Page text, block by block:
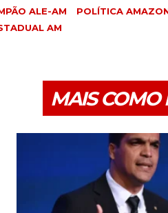
ALE-AM
POLÍTICA
AM
MAIS COMO